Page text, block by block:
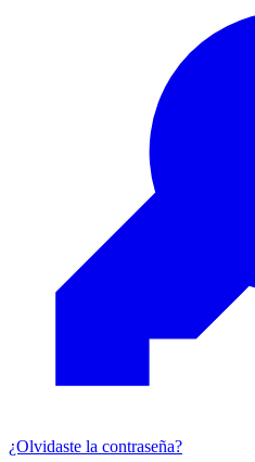
¿Olvidaste la contraseña?